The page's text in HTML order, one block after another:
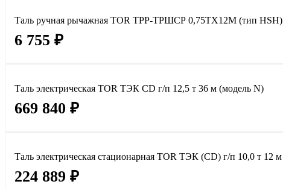
Таль ручная рычажная TOR ТРР-ТРШСР 0,75ТХ12М (тип HSH)
6 755 ₽
Таль электрическая TOR ТЭК CD г/п 12,5 т 36 м (модель N)
669 840 ₽
Таль электрическая стационарная TOR ТЭК (CD) г/п 10,0 т 12 м
224 889 ₽